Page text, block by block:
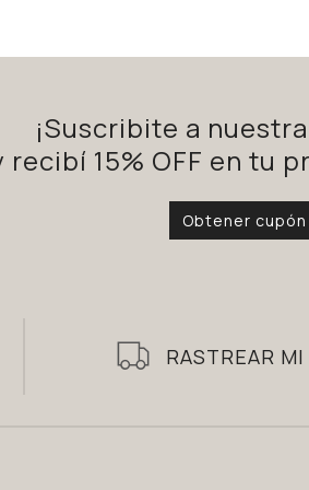
¡Suscribite a
recibí 15% OFF en tu
Obtener cupón
RASTREAR